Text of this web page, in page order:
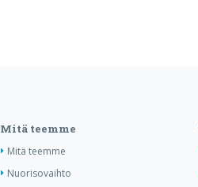
Mitä teemme
Mitä teemme
Nuorisovaihto